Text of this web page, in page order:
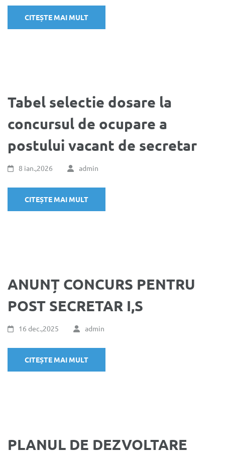
CITEȘTE MAI MULT
Tabel selectie dosare la
concursul de ocupare a
postului vacant de secretar
8 ian.,2026 admin
CITEȘTE MAI MULT
ANUNȚ CONCURS PENTRU
POST SECRETAR I,S
16 dec.,2025 admin
CITEȘTE MAI MULT
PLANUL DE DEZVOLTARE